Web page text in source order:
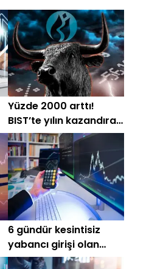
Yüzde 2000 arttı!
BIST’te yılın kazandıran
ve kaybettiren hisseleri
6 gündür kesintisiz
yabancı girişi olan
hisseler